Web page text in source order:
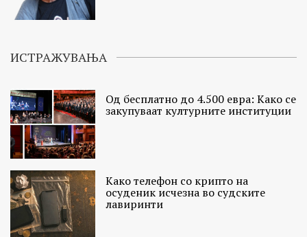
ИСТРАЖУВАЊА
Од бесплатно до 4.500 евра: Како се
закупуваат културните институции
Како телефон со крипто на
осуденик исчезна во судските
лавиринти